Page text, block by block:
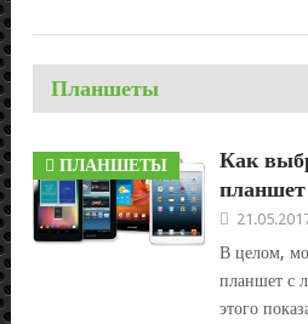
Планшеты
ПЛАНШЕТЫ
Как
планшет
В целом,
планшет с
этого